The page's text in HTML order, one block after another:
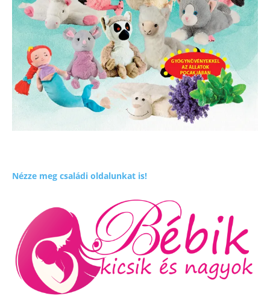
Nézze meg családi oldalunkat is!